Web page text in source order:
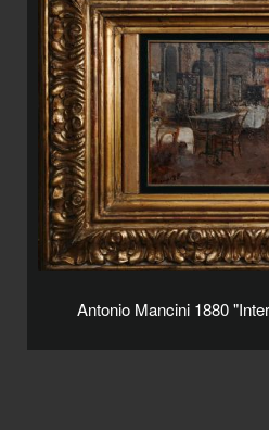
Antonio Mancini 1880